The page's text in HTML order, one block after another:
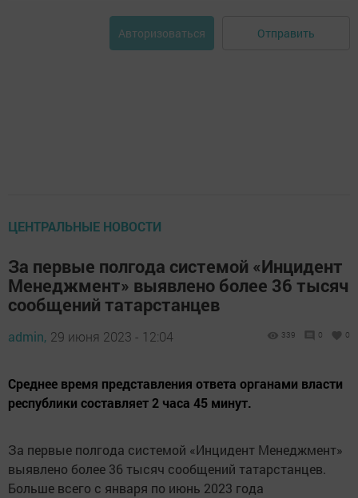
Авторизоваться Отправить
ЦЕНТРАЛЬНЫЕ НОВОСТИ
За первые полгода системой «Инцидент
Менеджмент» выявлено более 36 тысяч
сообщений татарстанцев
admin, 29 июня 2023 - 12:04 339 0 0
Среднее время представления ответа органами власти
республики составляет 2 часа 45 минут.
За первые полгода системой «Инцидент Менеджмент»
выявлено более 36 тысяч сообщений татарстанцев.
Больше всего с января по июнь 2023 года